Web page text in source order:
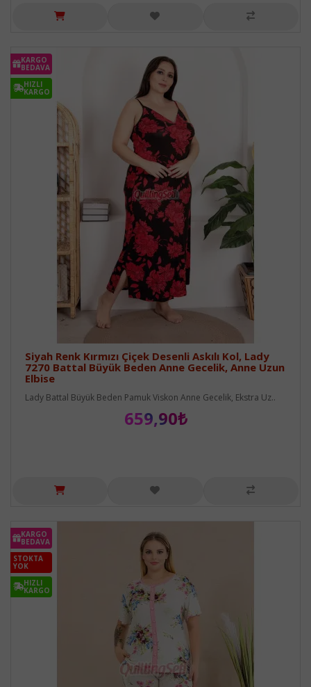
KARGO
BEDAVA
HIZLI
KARGO
Siyah Renk Kırmızı Çiçek Desenli Askılı Kol, Lady
7270 Battal Büyük Beden Anne Gecelik, Anne Uzun
Elbise
Lady Battal Büyük Beden Pamuk Viskon Anne Gecelik, Ekstra Uz..
659,90₺
KARGO
BEDAVA
STOKTA
YOK
HIZLI
KARGO